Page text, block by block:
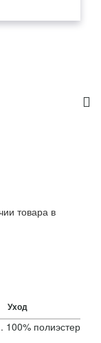
товара в
Уход
100% полиэстер